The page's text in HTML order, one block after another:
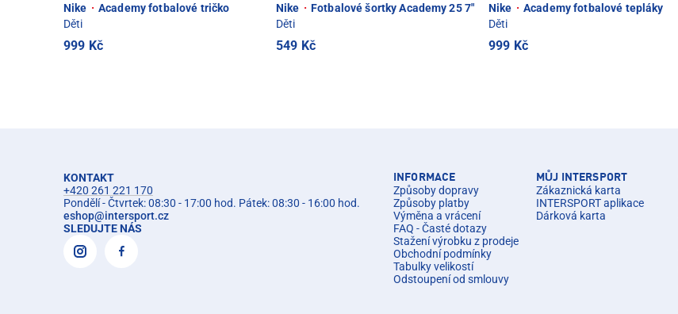
Nike · Academy fotbalové tričko
Děti
999 Kč
Nike · Fotbalové šortky Academy 25 7"
Děti
549 Kč
Nike · Academy fotbalové tepláky
Děti
999 Kč
KONTAKT
+420 261 221 170
Pondělí - Čtvrtek: 08:30 - 17:00 hod. Pátek: 08:30 - 16:00 hod.
eshop@intersport.cz
SLEDUJTE NÁS
INFORMACE
Způsoby dopravy
Způsoby platby
Výměna a vrácení
FAQ - Časté dotazy
Stažení výrobku z prodeje
Obchodní podmínky
Tabulky velikostí
Odstoupení od smlouvy
MŮJ INTERSPORT
Zákaznická karta
INTERSPORT aplikace
Dárková karta